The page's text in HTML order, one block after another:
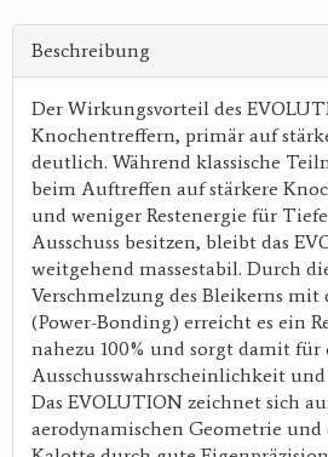
Beschreibung
Der Wirkungsvorteil des
Knochentreffern, primär auf
deutlich. Während klassische
beim Auftreffen auf stärkere
und weniger Restenergie für
Ausschuss besitzen, bleibt das
weitgehend massestabil. Durch
Verschmelzung des Bleikerns
(Power-Bonding) erreicht es ein
nahezu 100% und sorgt damit für
Ausschusswahrscheinlichkeit
Das EVOLUTION zeichnet sich
aerodynamischen Geometrie